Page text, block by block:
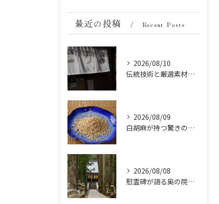
最近の投稿 Recent Posts
2026/08/10
伝統技術と厳選素材が織りなす森下商店の胡麻豆腐の深い味わい
2026/08/09
白胡麻が持つ驚きの美容成分とは？ビタミンとミネラルの秘密
2026/08/08
慰霊碑が語る奥の院の過去：祈りと歴史の中間地点